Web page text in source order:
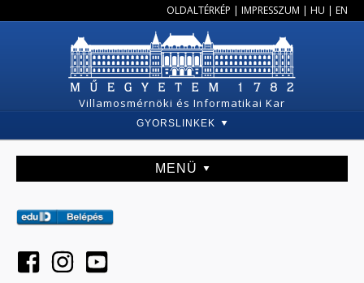
OLDALTÉRKÉP | IMPRESSZUM | HU | EN
Villamosmérnöki és Informatikai Kar
GYORSLINKEK
MENÜ